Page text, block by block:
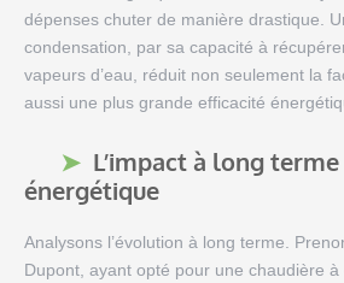
dépenses chuter de manière drastique.
condensation, par sa capacité à
vapeurs d’eau, réduit non seulement la
aussi une plus grande efficacité
L’impact à long
énergétique
Analysons l’évolution à long terme.
Dupont, ayant opté pour une chaudière